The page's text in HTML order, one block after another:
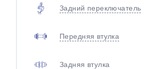
Задний переключатель
Передняя втулка
Задняя втулка